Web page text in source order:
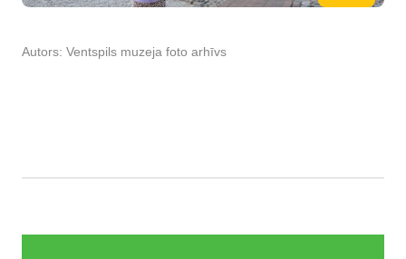
Autors: Ventspils muzeja foto arhīvs